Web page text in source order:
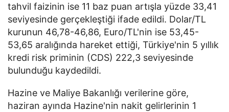
tahvil faizinin ise 11 baz puan artışla yüzde 33,41
seviyesinde gerçekleştiği ifade edildi. Dolar/TL
kurunun 46,78-46,86, Euro/TL'nin ise 53,45-
53,65 aralığında hareket ettiği, Türkiye'nin 5 yıllık
kredi risk priminin (CDS) 222,3 seviyesinde
bulunduğu kaydedildi.
Hazine ve Maliye Bakanlığı verilerine göre,
haziran ayında Hazine'nin nakit gelirlerinin 1